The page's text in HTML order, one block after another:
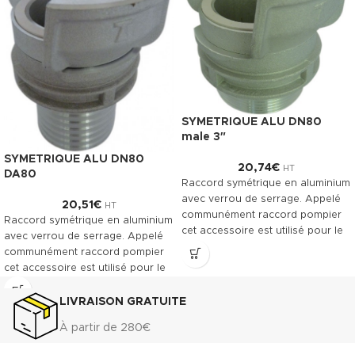
SYMETRIQUE ALU DN80
DA80
20,51 € HT
Raccord symétrique en aluminium
avec verrou de serrage. Appelé
communément raccord pompier
cet accessoire est utilisé pour le
raccordement des tuyaux
souples.
SYMETRIQUE ALU DN80
male 3″
20,74€ HT
Raccord symétrique en aluminium
avec verrou de serrage. Appelé
communément raccord pompier
cet accessoire est utilisé pour le
raccordement des tuyaux
LIVRAISON GRATUITE
À partir de 280€